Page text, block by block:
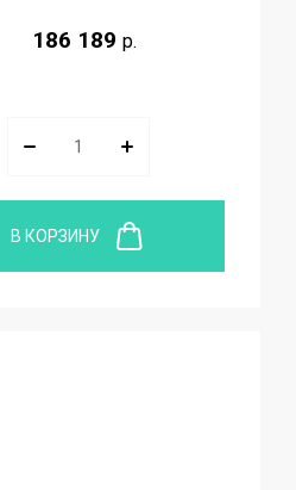
186 189 р.
В КОРЗИНУ